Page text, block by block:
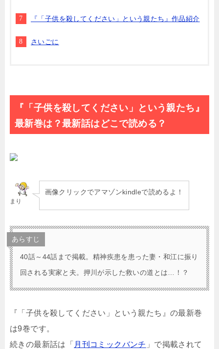
『「子供を殺してください」という親たち』作品紹介
さいごに
『「子供を殺してください」という親たち』
最新巻は？最新話はどこで読める？
まり
画像クリックでアマゾンkindleで読めるよ！
あらすじ
40話～44話まで掲載。 精神疾患を患った妻・和江に振り
回される実家と夫。押川が示した救いの道とは…！？
『「子供を殺してください」という親たち』の最新巻
は9巻です。
続きの最新話は「 月刊コミックバンチ 」で掲載されて